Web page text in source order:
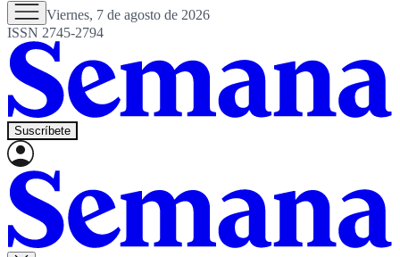
Viernes, 7 de agosto de 2026
ISSN 2745-2794
Suscríbete